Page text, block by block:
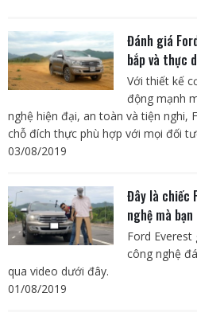
Đánh giá
bắp và thực
Với thiết kế
động mạnh
nghệ hiện đại, an toàn và tiện nghi,
chỗ đích thực phù hợp với mọi đối
03/08/2019
Đây là chiếc
nghệ mà
Ford
công nghệ
qua video dưới đây.
01/08/2019